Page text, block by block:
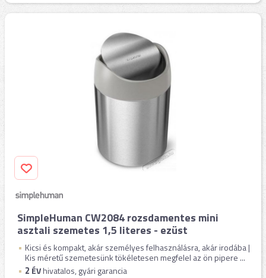
SimpleHuman CW2084 rozsdamentes mini
asztali szemetes 1,5 literes - ezüst
Kicsi és kompakt, akár személyes felhasználásra, akár irodába |
Kis méretű szemetesünk tökéletesen megfelel az ön pipere ...
2 ÉVhivatalos, gyári garancia